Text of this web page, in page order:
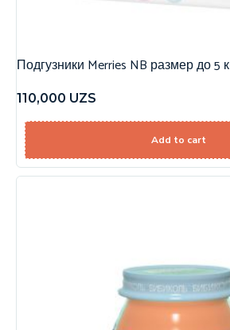
Подгузники Merries NB размер до 5
110,000 UZS
Add to cart